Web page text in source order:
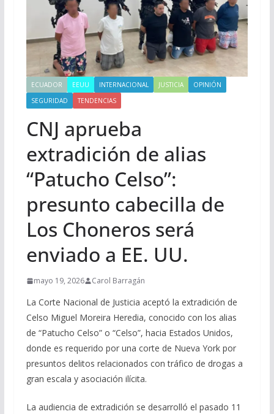
ECUADOR EEUU INTERNACIONAL JUSTICIA
OPINIÓN
SEGURIDAD
TENDENCIAS
CNJ aprueba
extradición de alias
“Patucho Celso”:
presunto cabecilla de
Los Choneros será
enviado a EE. UU.
mayo 19, 2026 Carol Barragán
La Corte Nacional de Justicia aceptó la extradición de
Celso Miguel Moreira Heredia, conocido con los alias
de “Patucho Celso” o “Celso”, hacia Estados Unidos,
donde es requerido por una corte de Nueva York por
presuntos delitos relacionados con tráfico de drogas a
gran escala y asociación ilícita.
La audiencia de extradición se desarrolló el pasado 11